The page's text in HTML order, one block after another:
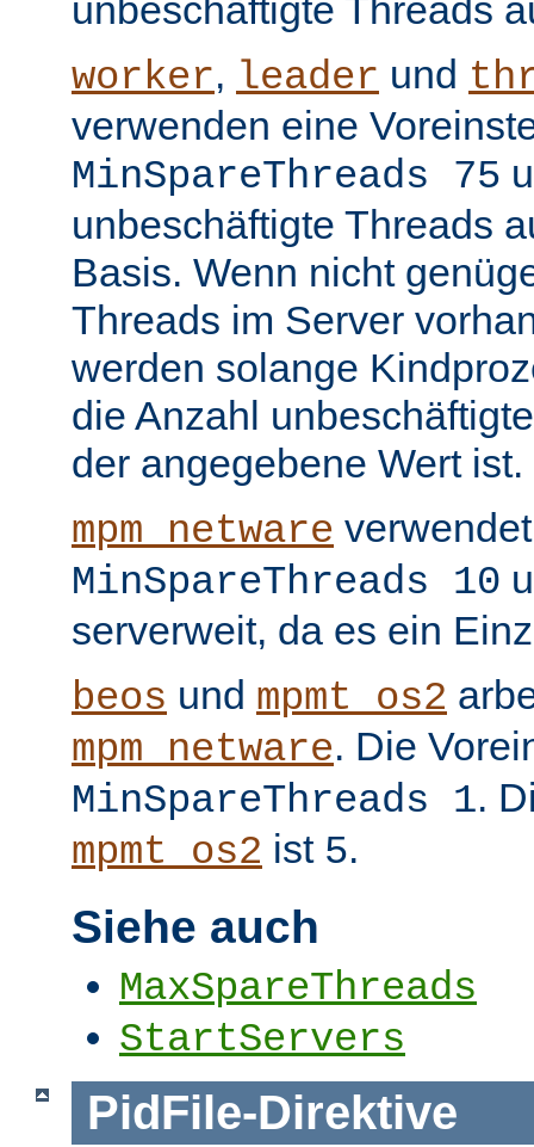
unbeschäftigte Threads
worker, leader und
verwenden eine
MinSpareThreads 75
unbeschäftigte Threads
Basis. Wenn nicht
Threads im Server
werden solange
die Anzahl
der angegebene Wert ist.
mpm_netware
MinSpareThreads 10
serverweit, da es ein
beos und mpmt_os2
mpm_netware. Die
MinSpareThreads 1.
mpmt_os2 ist 5.
Siehe auch
MaxSpareThreads
StartServers
PidFile-Direktive